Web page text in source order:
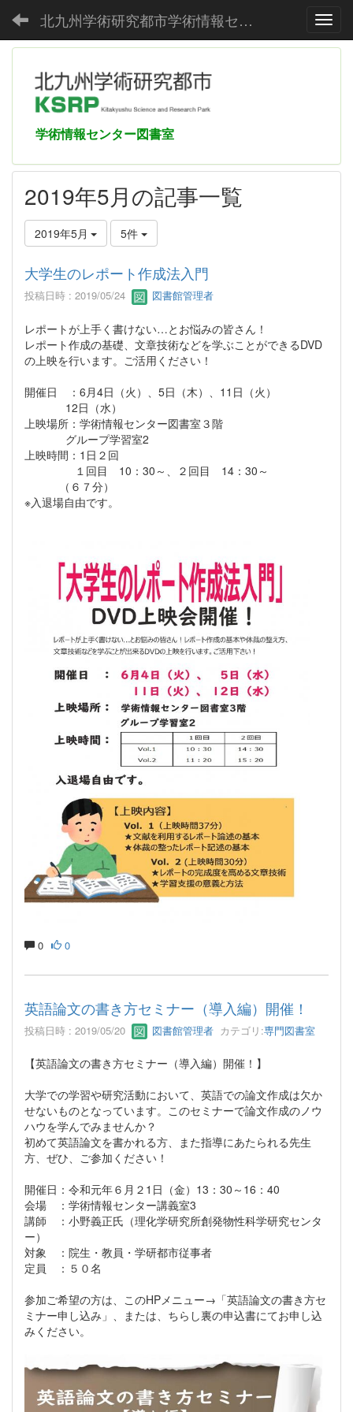
北九州学術研究都市学術情報センター
学術情報センター図書室
2019年5月の記事一覧
2019年5月 5件
大学生のレポート作成法入門
投稿日時 : 2019/05/24 図書館管理者
レポートが上手く書けない…とお悩みの皆さん！
レポート作成の基礎、文章技術などを学ぶことができるDVD
の上映を行います。ご活用ください！
開催日 ：6月4日（火）、5日（木）、11日（火）
12日（水）
上映場所：学術情報センター図書室３階
グループ学習室2
上映時間：1日２回
１回目 10：30～、２回目 14：30～
（６７分）
※入退場自由です。
0 0
英語論文の書き方セミナー（導入編）開催！
投稿日時 : 2019/05/20 図書館管理者 カテゴリ:専門図書室
【英語論文の書き方セミナー（導入編）開催！】
大学での学習や研究活動において、英語での論文作成は欠か
せないものとなっています。このセミナーで論文作成のノウ
ハウを学んでみませんか？
初めて英語論文を書かれる方、また指導にあたられる先生
方、ぜひ、ご参加ください！
開催日：令和元年６月２1日（金）13：30～16：40
会場 ：学術情報センター講義室3
講師 ：小野義正氏（理化学研究所創発物性科学研究センタ
ー）
対象 ：院生・教員・学研都市従事者
定員 ：５０名
参加ご希望の方は、このHPメニュー→「英語論文の書き方セ
ミナー申し込み」、または、ちらし裏の申込書にてお申し込
みください。